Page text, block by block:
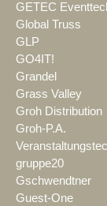
GETEC
Global Truss
GLP
GO4IT!
Grandel
Grass Valley
Groh Distribution
Groh-P.A.
gruppe20
Gschwendtner
Guest-One